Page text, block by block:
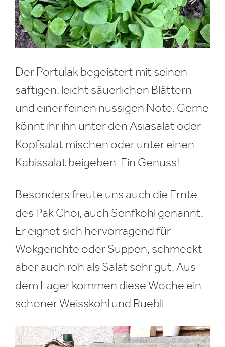
Der Portulak begeistert mit seinen
saftigen, leicht säuerlichen Blättern
und einer feinen nussigen Note. Gerne
könnt ihr ihn unter den Asiasalat oder
Kopfsalat mischen oder unter einen
Kabissalat beigeben. Ein Genuss!
Besonders freute uns auch die Ernte
des Pak Choi, auch Senfkohl genannt.
Er eignet sich hervorragend für
Wokgerichte oder Suppen, schmeckt
aber auch roh als Salat sehr gut. Aus
dem Lager kommen diese Woche ein
schöner Weisskohl und Rüebli.